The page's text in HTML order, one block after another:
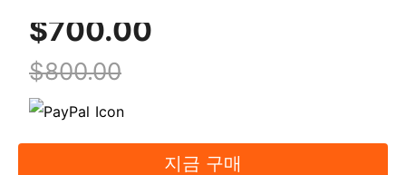
$700.00
$800.00
지금 구매